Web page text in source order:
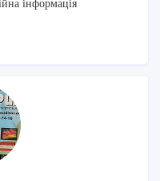
інформація